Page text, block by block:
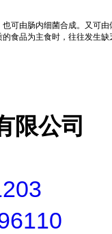
可由肠内细菌合成。又可
食品为主食时，往往发生
限公司